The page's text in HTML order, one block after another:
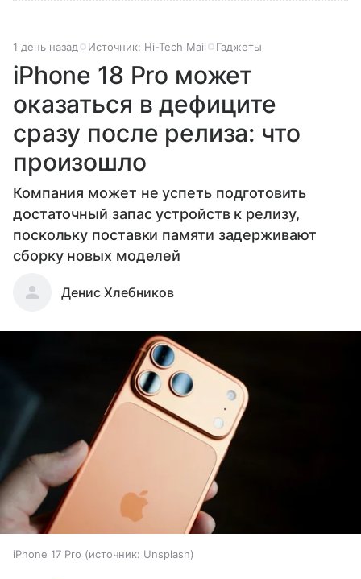
1 день назад Источник: Hi-Tech Mail Гаджеты
iPhone 18 Pro может
оказаться в дефиците
сразу после релиза: что
произошло
Компания может не успеть подготовить
достаточный запас устройств к релизу,
поскольку поставки памяти задерживают
сборку новых моделей
Денис Хлебников
iPhone 17 Pro источник: Unsplash